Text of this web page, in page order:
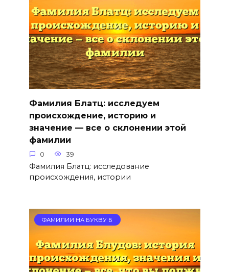
Фамилия Блатц: исследуем
происхождение, историю и
значение — все о склонении этой
фамилии
0 39
Фамилия Блатц: исследование
происхождения, истории
ФАМИЛИИ НА БУКВУ Б